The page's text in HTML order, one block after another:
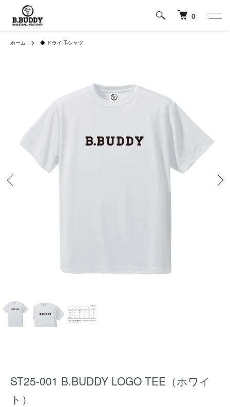
0
ホーム ◆ ドライ T-シャツ
ST25-001 B.BUDDY LOGO TEE（ホワイ
ト）